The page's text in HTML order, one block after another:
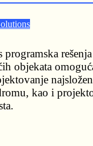
objekata
kao i